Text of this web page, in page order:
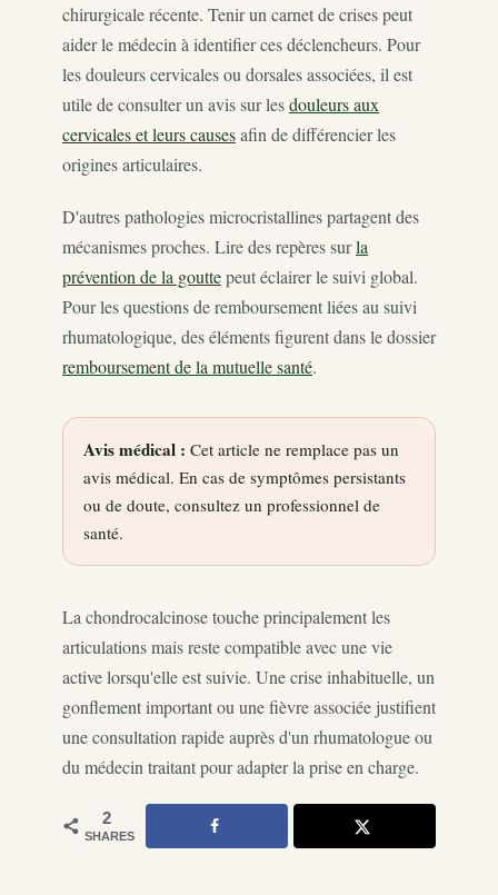
chirurgicale récente. Tenir un carnet de crises peut
aider le médecin à identifier ces déclencheurs. Pour
les douleurs cervicales ou dorsales associées, il est
utile de consulter un avis sur lesdouleurs aux
cervicales et leurs causesafin de différencier les
origines articulaires.
D'autres pathologies microcristallines partagent des
mécanismes proches. Lire des repères surla
prévention de la gouttepeut éclairer le suivi global.
Pour les questions de remboursement liées au suivi
rhumatologique, des éléments figurent dans le dossier
remboursement de la mutuelle santé.
Avis médical : Cet article ne remplace pas un
avis médical. En cas de symptômes persistants
ou de doute, consultez un professionnel de
santé.
La chondrocalcinose touche principalement les
articulations mais reste compatible avec une vie
active lorsqu'elle est suivie. Une crise inhabituelle, un
gonflement important ou une fièvre associée justifient
une consultation rapide auprès d'un rhumatologue ou
du médecin traitant pour adapter la prise en charge.
2
SHARES